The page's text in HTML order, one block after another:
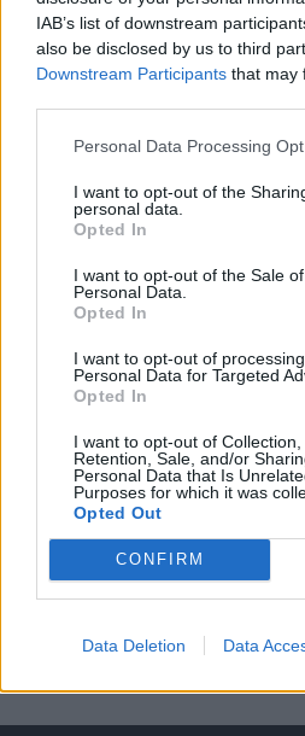
IAB’s list of downstream
also be disclosed by us to third
Downstream Participants that may
Personal Data Processing
I want to opt-out of the
personal data.
Opted In
I want to opt-out of the Sale
Personal Data.
Opted In
I want to opt-out of
Personal Data for Targeted
Opted In
I want to opt-out of Collection,
Retention, Sale, and/or
Personal Data that Is
Purposes for which it was
Opted Out
CONFIRM
Data Deletion Data
nyilatkozata nem meglepő
Gulyás Gergely,
vélekedett, hogy ebben az
miniszterelnök azonban most...
KEDVES OLVASÓNK!
A keresett cikk a portfolio.hu
tartozik, melynek olvasása
regisztrációhoz kötött.
Portfolio.hu teljes
Kötéslisták: BÉT elmúlt 2
kötéslistái
Előfizetés
MÁR ELŐFIZETŐNK VAGY?